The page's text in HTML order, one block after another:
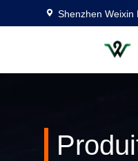
Shenzhen Weixin